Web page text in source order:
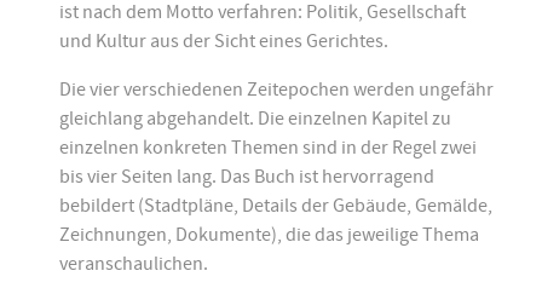
ist nach dem Motto verfahren: Politik, Gesellschaft
und Kultur aus der Sicht eines Gerichtes.
Die vier verschiedenen Zeitepochen werden ungefähr
gleichlang abgehandelt. Die einzelnen Kapitel zu
einzelnen konkreten Themen sind in der Regel zwei
bis vier Seiten lang. Das Buch ist hervorragend
bebildert (Stadtpläne, Details der Gebäude, Gemälde,
Zeichnungen, Dokumente), die das jeweilige Thema
veranschaulichen.